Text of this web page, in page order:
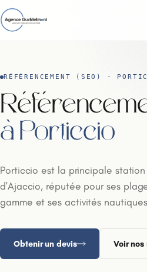
RÉFÉRENCEMENT (SEO) ·
à Porticcio
Porticcio est la principale
d'Ajaccio, réputée pour ses
gamme et ses activités
Obtenir un devis Voir